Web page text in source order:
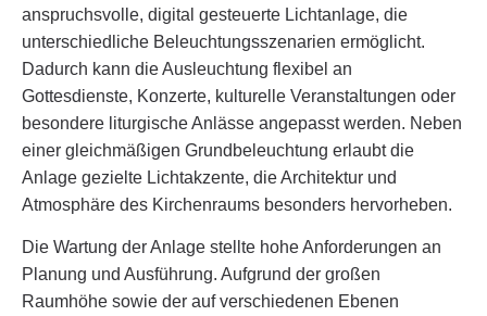
anspruchsvolle, digital gesteuerte Lichtanlage, die
unterschiedliche Beleuchtungsszenarien ermöglicht.
Dadurch kann die Ausleuchtung flexibel an
Gottesdienste, Konzerte, kulturelle Veranstaltungen oder
besondere liturgische Anlässe angepasst werden. Neben
einer gleichmäßigen Grundbeleuchtung erlaubt die
Anlage gezielte Lichtakzente, die Architektur und
Atmosphäre des Kirchenraums besonders hervorheben.
Die Wartung der Anlage stellte hohe Anforderungen an
Planung und Ausführung. Aufgrund der großen
Raumhöhe sowie der auf verschiedenen Ebenen